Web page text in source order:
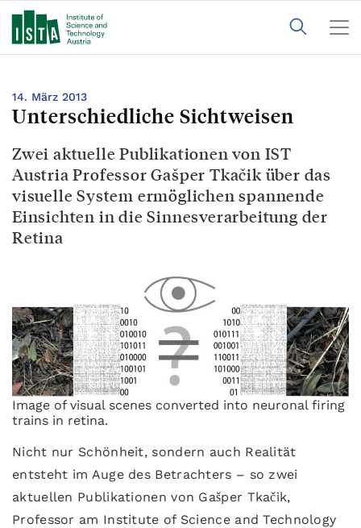
14. März 2013
Unterschiedliche Sichtweisen
Zwei aktuelle Publikationen von IST
Austria Professor Gašper Tkačik über das
visuelle System ermöglichen spannende
Einsichten in die Sinnesverarbeitung der
Retina
Image of visual scenes converted into neuronal firing
trains in retina.
Nicht nur Schönheit, sondern auch Realität
entsteht im Auge des Betrachters – so zwei
aktuellen Publikationen von Gašper Tkačik,
Professor am Institute of Science and Technology